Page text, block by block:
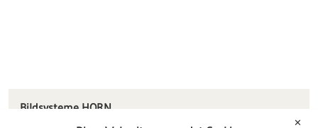
Bildsysteme HORN
✕